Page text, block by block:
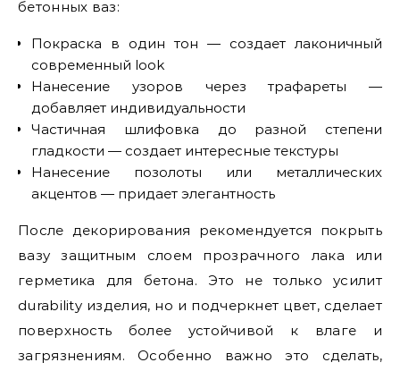
бетонных ваз:
Покраска в один тон — создает лаконичный
современный look
Нанесение узоров через трафареты —
добавляет индивидуальности
Частичная шлифовка до разной степени
гладкости — создает интересные текстуры
Нанесение позолоты или металлических
акцентов — придает элегантность
После декорирования рекомендуется покрыть
вазу защитным слоем прозрачного лака или
герметика для бетона. Это не только усилит
durability изделия, но и подчеркнет цвет, сделает
поверхность более устойчивой к влаге и
загрязнениям. Особенно важно это сделать,